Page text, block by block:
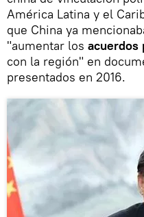
América Latina y el
que China ya
"aumentar los acuerdos
con la región" en
presentados en 2016.